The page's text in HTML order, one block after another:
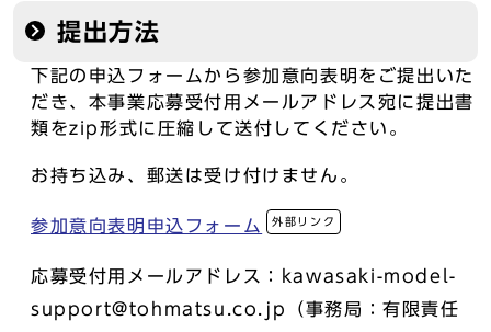
提出方法
下記の申込フォームから参加意向表明をご提出いた
だき、本事業応募受付用メールアドレス宛に提出書
類をzip形式に圧縮して送付してください。
お持ち込み、郵送は受け付けません。
参加意向表明申込フォーム 外部リンク
応募受付用メールアドレス：kawasaki-model-
support@tohmatsu.co.jp（事務局：有限責任